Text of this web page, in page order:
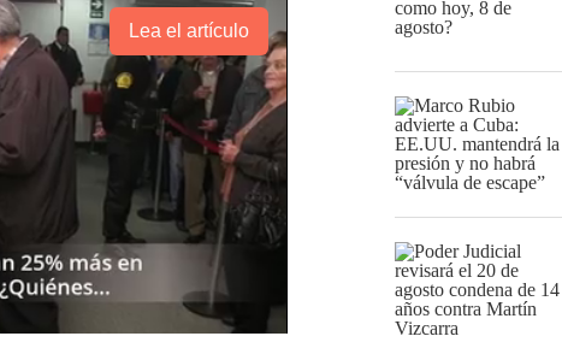
Lea el artículo